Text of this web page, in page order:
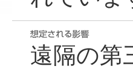
遠隔の第